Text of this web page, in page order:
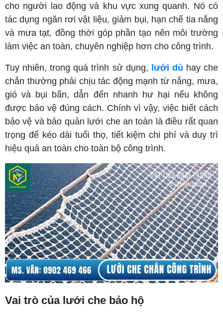
cho người lao động và khu vực xung quanh. Nó có
tác dụng ngăn rơi vật liệu, giảm bụi, hạn chế tia nắng
và mưa tạt, đồng thời góp phần tạo nên môi trường
làm việc an toàn, chuyên nghiệp hơn cho công trình.
Tuy nhiên, trong quá trình sử dụng, lưới dù hay che
chắn thường phải chịu tác động mạnh từ nắng, mưa,
gió và bụi bẩn, dẫn đến nhanh hư hại nếu không
được bảo vệ đúng cách. Chính vì vậy, việc biết cách
bảo vệ và bảo quản lưới che an toàn là điều rất quan
trọng để kéo dài tuổi thọ, tiết kiệm chi phí và duy trì
hiệu quả an toàn cho toàn bộ công trình.
Vai trò của lưới che bảo hộ